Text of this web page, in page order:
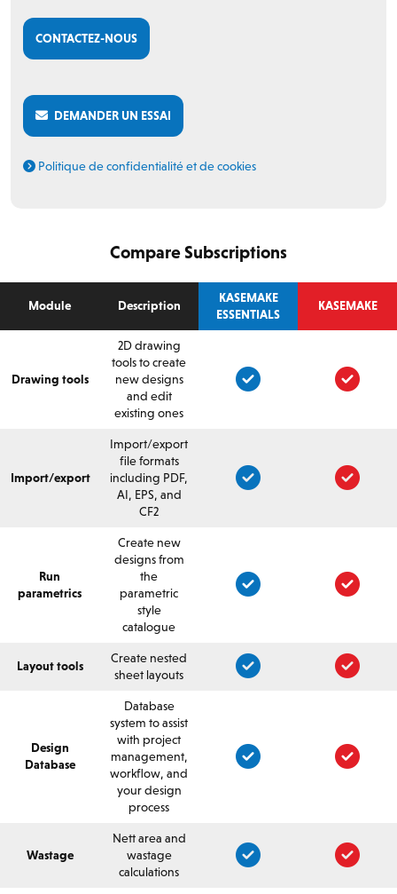
CONTACTEZ-NOUS
DEMANDER UN ESSAI
Politique de confidentialité et de cookies
Compare Subscriptions
Module Description
KASEMAKE
ESSENTIALS
KASEMAKE
Drawing tools
2D drawing
tools to create
new designs
and edit
existing ones
Import/export
Import/export
file formats
including PDF,
AI, EPS, and
CF2
Run
parametrics
Create new
designs from
the
parametric
style
catalogue
Layout tools
Create nested
sheet layouts
Design
Database
Database
system to assist
with project
management,
workflow, and
your design
process
Wastage
Nett area and
wastage
calculations